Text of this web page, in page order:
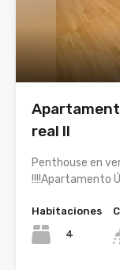
real II
Penthouse en
!!!!Apartamento
Habitaciones
4